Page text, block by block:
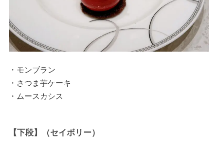
・モンブラン
・さつま芋ケーキ
・ムースカシス
【下段】（セイボリー）